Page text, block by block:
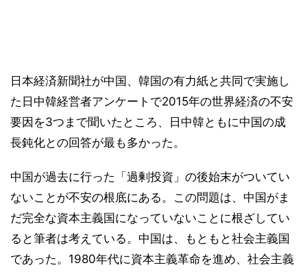
日本経済新聞社が中国、韓国の有力紙と共同で実施し
た日中韓経営者アンケートで2015年の世界経済の不安
要因を3つまで聞いたところ、日中韓ともに中国の成
長鈍化との回答が最も多かった。
中国が過去に行った「過剰投資」の後始末がついてい
ないことが不安の根底にある。この問題は、中国がま
だ完全な資本主義国になっていないことに根ざしてい
ると筆者は考えている。中国は、もともと社会主義国
であった。1980年代に資本主義革命を進め、社会主義